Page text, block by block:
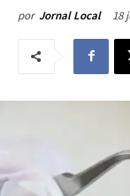
por Jornal Local 18